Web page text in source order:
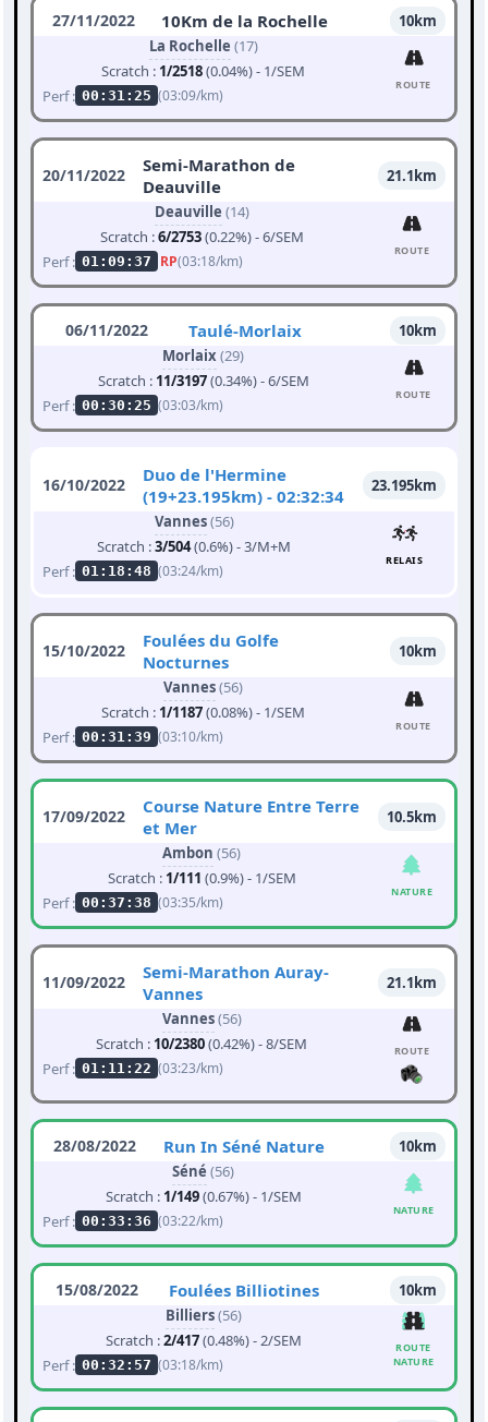
27/11/2022 10Km de la Rochelle
10km
La Rochelle (17)
Scratch : 1/2518(0.04%) - 1/SEM
Perf : 00:31:25 (03:09/km)
ROUTE
20/11/2022
Semi-Marathon de
Deauville
21.1km
Deauville (14)
Scratch :6/2753(0.22%) - 6/SEM
Perf : 01:09:37 RP(03:18/km)
ROUTE
06/11/2022 Taulé-Morlaix
10km
Morlaix(29)
Scratch : 11/3197(0.34%) - 6/SEM
Perf : 00:30:25 (03:03/km)
ROUTE
16/10/2022
Duo de l'Hermine
(19+23.195km) - 02:32:34
23.195km
Vannes(56)
Scratch :3/504(0.6%) - 3/M+M
Perf : 01:18:48 (03:24/km)
RELAIS
15/10/2022
Foulées du Golfe
Nocturnes
10km
Vannes(56)
Scratch : 1/1187(0.08%) - 1/SEM
Perf : 00:31:39 (03:10/km)
ROUTE
17/09/2022
Course Nature Entre Terre
et Mer
10.5km
Ambon (56)
Scratch : 1/111 (0.9%) - 1/SEM
Perf : 00:37:38 (03:35/km)
NATURE
11/09/2022
Semi-Marathon Auray-
Vannes
21.1km
Vannes(56)
Scratch : 10/2380(0.42%) - 8/SEM
Perf : 01:11:22 (03:23/km)
ROUTE
28/08/2022 Run In Séné Nature
10km
Séné (56)
Scratch : 1/149(0.67%) - 1/SEM
Perf : 00:33:36 (03:22/km)
NATURE
15/08/2022 Foulées Billiotines
10km
Billiers(56)
Scratch :2/417(0.48%) - 2/SEM
Perf : 00:32:57 (03:18/km)
ROUTE
NATURE